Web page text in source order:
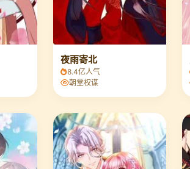
夜雨寄北
8.4亿人气
朝堂权谋